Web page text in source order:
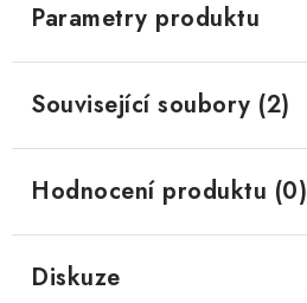
Parametry produktu
Související soubory (2)
Hodnocení produktu (0)
Diskuze